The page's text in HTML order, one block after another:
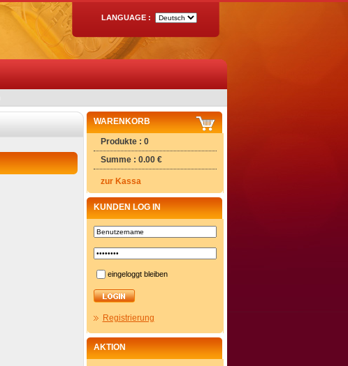
LANGUAGE :
WARENKORB
Produkte : 0
Summe : 0.00 €
zur Kassa
KUNDEN LOG IN
eingeloggt bleiben
Registrierung
AKTION